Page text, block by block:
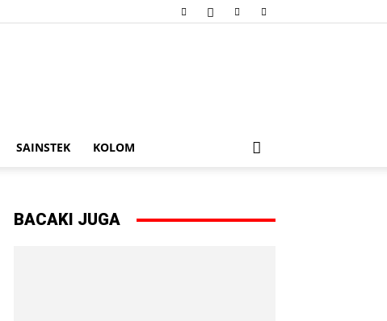
SAINSTEK KOLOM
BACAKI JUGA